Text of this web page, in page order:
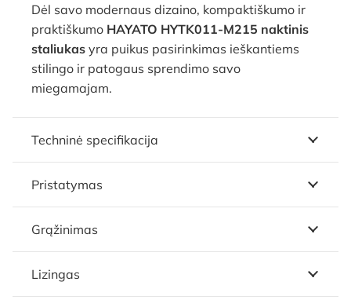
Dėl savo modernaus dizaino, kompaktiškumo ir
praktiškumo HAYATO HYTK011-M215 naktinis
staliukas yra puikus pasirinkimas ieškantiems
stilingo ir patogaus sprendimo savo
miegamajam.
Techninė specifikacija
Pristatymas
Grąžinimas
Lizingas